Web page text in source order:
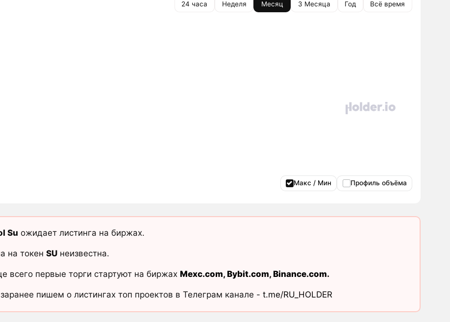
24 часа Неделя Месяц 3 Месяца Год Всё время
Макс / Мин Профиль объёма
Su ожидает листинга на биржах.
на токен SUнеизвестна.
всего первые торги стартуют на биржах Mexc.com, Bybit.com, Binance.com.
пишем о листингах топ проектов в Телеграм канале - t.me/RU_HOLDER